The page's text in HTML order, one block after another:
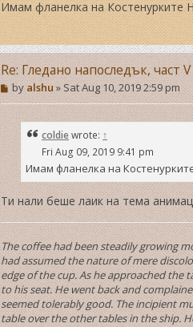
Имам фланелка на Костенурките
Re: Гледано напоследък, част V
P
o
s
t
byalshu»Sat Aug 10, 2019 2:59 pm
coldiewrote: ↑
Fri Aug 09, 2019 9:41 pm
Имам фланелка на
Ти нали беше лаик на тема
The coffee had been steadily growing
had assumed the nature of mere
edge of the cup. As he approached
to his seat. He went back and
seemed tolerably good. The incipient
table over the other tables in the ship.